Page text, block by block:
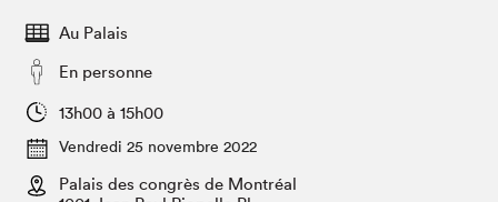
Espace médias
Espace exposant⋅e⋅s
Club de lecture Braindate
Nous connaître
Projets partenaires 2022
Archives
Au Palais
En personne
13h00 à 15h00
Vendredi 25 novembre 2022
Palais des congrès de Montréal